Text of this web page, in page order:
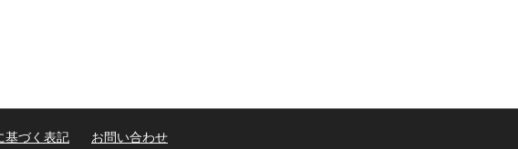
基づく表記 お問い合わせ